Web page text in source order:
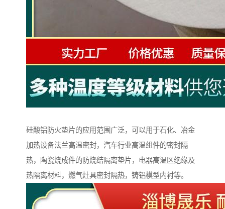
硅酸铝防火垫片的应用范围广泛，可以用于石化、冶金
加热设备法兰高温密封，汽车行业高温组件的密封隔
热，陶瓷烧成件的防烧结隔离垫片，电器高温区绝缘及
热隔离材料，燃气灶具密封隔热，铸铝模型内衬等。